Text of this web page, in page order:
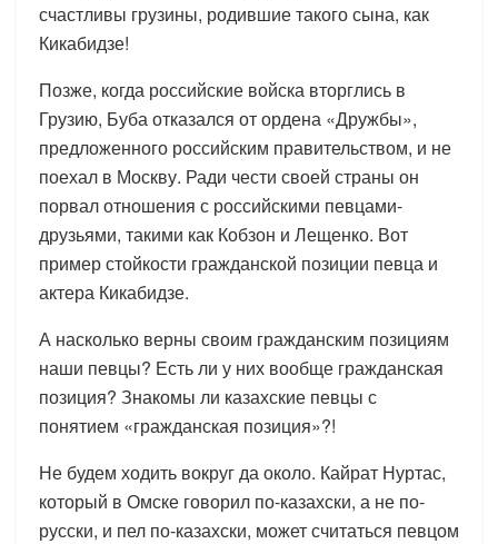
счастливы грузины, родившие такого сына, как
Кикабидзе!
Позже, когда российские войска вторглись в
Грузию, Буба отказался от ордена «Дружбы»,
предложенного российским правительством, и не
поехал в Москву. Ради чести своей страны он
порвал отношения с российскими певцами-
друзьями, такими как Кобзон и Лещенко. Вот
пример стойкости гражданской позиции певца и
актера Кикабидзе.
А насколько верны своим гражданским позициям
наши певцы? Есть ли у них вообще гражданская
позиция? Знакомы ли казахские певцы с
понятием «гражданская позиция»?!
Не будем ходить вокруг да около. Кайрат Нуртас,
который в Омске говорил по-казахски, а не по-
русски, и пел по-казахски, может считаться певцом